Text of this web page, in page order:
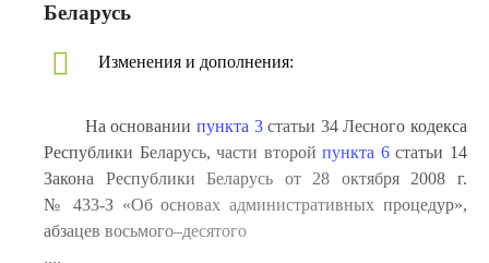
Беларусь
Изменения и дополнения:
На основании пункта 3статьи 34 Лесного кодекса
Республики Беларусь, части второйпункта 6статьи 14
Закона Республики Беларусь от 28 октября 2008 г.
№ 433-З «Об основах административных процедур»,
абзацев восьмого–десятого
....